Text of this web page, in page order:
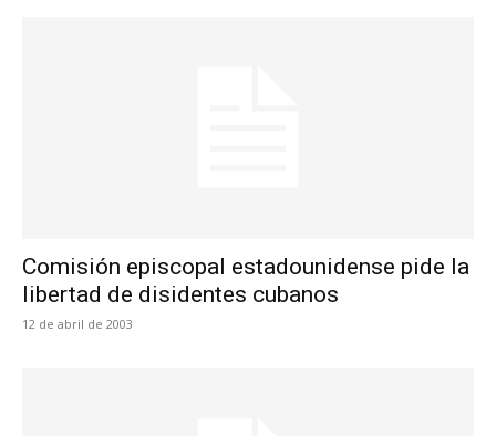
Comisión episcopal estadounidense pide la
libertad de disidentes cubanos
12 de abril de 2003